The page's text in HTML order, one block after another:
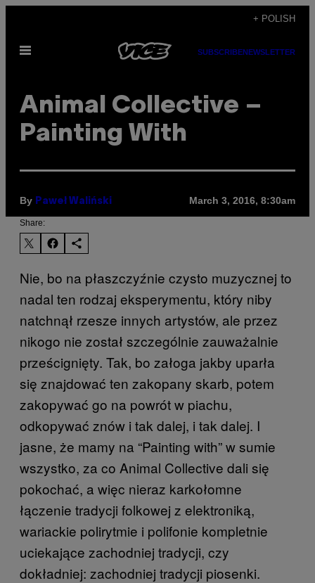
content
+ POLISH
Open
SUBSCRIBENEWSLETTER
Animal Collective –
Painting With
By Paweł Waliński March 3, 2016, 8:30am
Share:
Nie, bo na płaszczyźnie czysto muzycznej to
nadal ten rodzaj eksperymentu, który niby
natchnął rzesze innych artystów, ale przez
nikogo nie został szczególnie zauważalnie
prześcignięty. Tak, bo załoga jakby uparła
się znajdować ten zakopany skarb, potem
zakopywać go na powrót w piachu,
odkopywać znów i tak dalej, i tak dalej. I
jasne, że mamy na “Painting with” w sumie
wszystko, za co Animal Collective dali się
pokochać, a więc nieraz karkołomne
łączenie tradycji folkowej z elektroniką,
wariackie polirytmie i polifonie kompletnie
uciekające zachodniej tradycji, czy
dokładniej: zachodniej tradycji piosenki.